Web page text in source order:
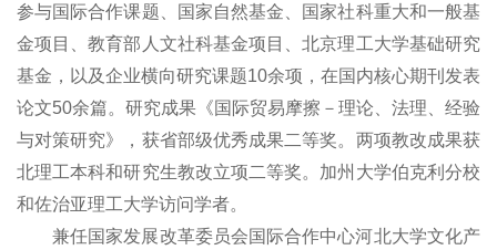
参与国际合作课题、国家自然基金、国家社科重大和一般基
金项目、教育部人文社科基金项目、北京理工大学基础研究
基金，以及企业横向研究课题10余项，在国内核心期刊发表
论文50余篇。研究成果《国际贸易摩擦－理论、法理、经验
与对策研究》，获省部级优秀成果二等奖。两项教改成果获
北理工本科和研究生教改立项二等奖。加州大学伯克利分校
和佐治亚理工大学访问学者。
兼任国家发展改革委员会国际合作中心河北大学文化产